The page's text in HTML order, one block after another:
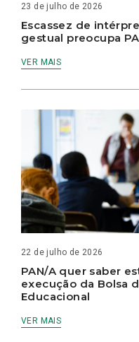
23 de julho de 2026
Escassez de
gestual preocupa
VER MAIS
22 de julho de 2026
PAN/A quer saber
execução da Bolsa
Educacional
VER MAIS